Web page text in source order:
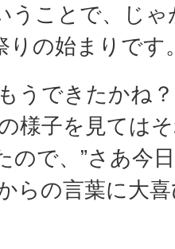
うことで、じ
りの始まりです
うできたかね？
様子を見ては
ので、”さあ今
らの言葉に大